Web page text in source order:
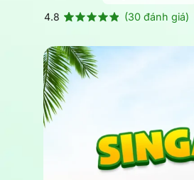
4.8
dựa trên
đánh giá
(30đánh giá)